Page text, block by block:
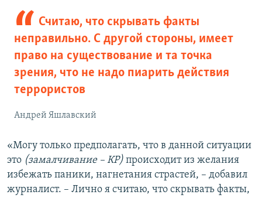
Считаю, что скрывать факты
неправильно. С другой стороны, имеет
право на существование и та точка
зрения, что не надо пиарить действия
террористов
Андрей Яшлавский
«Могу только предполагать, что в данной ситуации
это (замалчивание – КР) происходит из желания
избежать паники, нагнетания страстей, – добавил
журналист. – Лично я считаю, что скрывать факты,